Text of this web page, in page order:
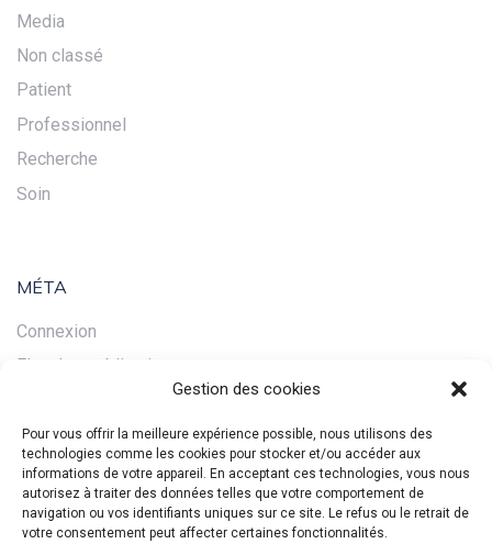
Gestion des cookies
Pour vous offrir la meilleure expérience possible, nous utilisons des
technologies comme les cookies pour stocker et/ou accéder aux
informations de votre appareil. En acceptant ces technologies, vous nous
autorisez à traiter des données telles que votre comportement de
navigation ou vos identifiants uniques sur ce site. Le refus ou le retrait de
votre consentement peut affecter certaines fonctionnalités.
Media
Non classé
Patient
Professionnel
Recherche
Soin
MÉTA
Connexion
Flux des publications
Flux des commentaires
Site de WordPress-FR